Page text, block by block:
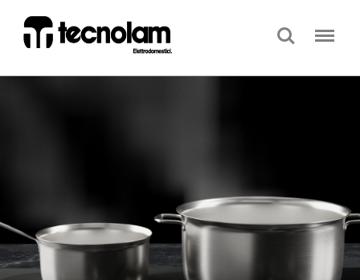
Search Menu